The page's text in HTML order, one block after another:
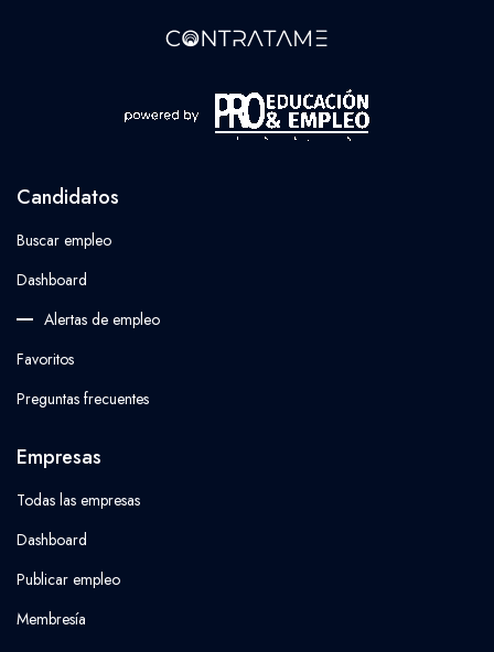
Candidatos
Buscar empleo
Dashboard
Alertas de empleo
Favoritos
Preguntas frecuentes
Empresas
Todas las empresas
Dashboard
Publicar empleo
Membresía